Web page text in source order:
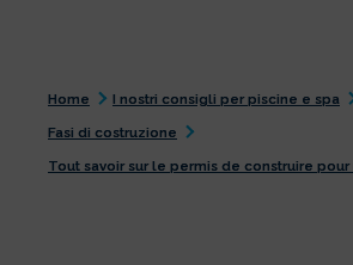
Home I nostri consigli per piscine e spa
Fasi di costruzione
Tout savoir sur le permis de construire